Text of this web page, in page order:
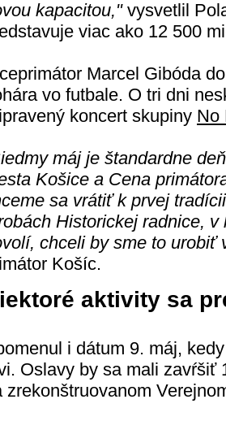
kapacitou,"vysvetlil
viac ako 12 500
Marcel Gibóda
vo futbale. O tri dni
koncert skupiny No
máj je štandardne
Košice a Cena
sa vrátiť k prvej
Historickej radnice,
chceli by sme to urobiť
Košíc.
aktivity sa
i dátum 9. máj,
Oslavy by sa mali zavŕšiť
zrekonštruovanom